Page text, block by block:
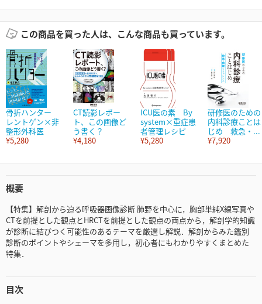
この商品を買った人は、こんな商品も買っています。
骨折ハンター
レントゲン×非
整形外科医
¥5,280
CT読影レポー
ト、この画像ど
う書く？
¥4,180
ICU医の素 By
system×重症患
者管理レシピ
¥5,280
研修医のための
内科診療ことは
じめ 救急・...
¥7,920
概要
【特集】解剖から迫る呼吸器画像診断 肺野を中心に，胸部単純X線写真や
CTを前提とした観点とHRCTを前提とした観点の両点から，解剖学的知識
が診断に結びつく可能性のあるテーマを厳選し解説．解剖からみた鑑別
診断のポイントやシェーマを多用し，初心者にもわかりやすくまとめた
特集．
目次